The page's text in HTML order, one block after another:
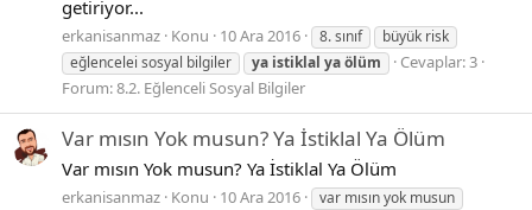
getiriyor...
erkanisanmaz Konu 10 Ara 2016 8. sınıf
büyük risk
eğlencelei sosyal bilgiler
ya istiklal yaölüm
Cevaplar: 3
Forum:8.2. Eğlenceli Sosyal Bilgiler
Var mısın Yok musun? Ya İstiklal Ya Ölüm
Var mısın Yok musun? Ya İstiklal Ya Ölüm
erkanisanmaz Konu 10 Ara 2016
var mısın yok musun